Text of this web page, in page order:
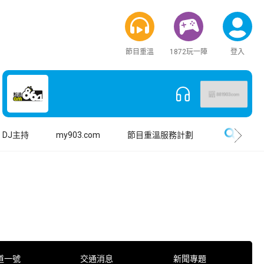
節目重溫 1872玩一陣 登入
DJ主持 my903.com 節目重溫服務計劃
一號 交通消息 新聞專題